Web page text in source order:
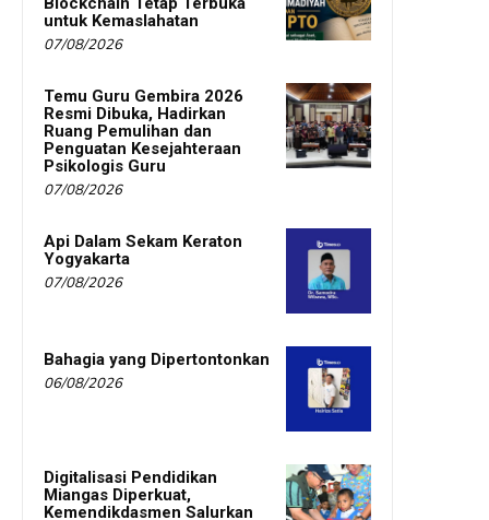
untuk Kemaslahatan
07/08/2026
Temu Guru Gembira 2026
Resmi Dibuka, Hadirkan
Ruang Pemulihan dan
Penguatan Kesejahteraan
Psikologis Guru
07/08/2026
Api Dalam Sekam Keraton
Yogyakarta
07/08/2026
Bahagia yang Dipertontonkan
06/08/2026
Digitalisasi Pendidikan
Miangas Diperkuat,
Kemendikdasmen Salurkan